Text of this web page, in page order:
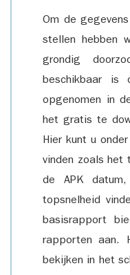
Om de
stellen hebben
grondig
beschikbaar is
opgenomen in
het gratis te
Hier kunt u
vinden zoals het
de APK
topsnelheid
basisrapport
rapporten aan.
bekijken in het